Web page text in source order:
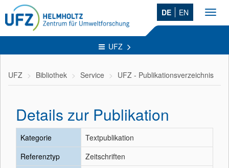
DE EN
UFZ
UFZ Bibliothek Service UFZ - Publikationsverzeichnis
Details zur Publikation
Kategorie
Textpublikation
Referenztyp
Zeitschriften